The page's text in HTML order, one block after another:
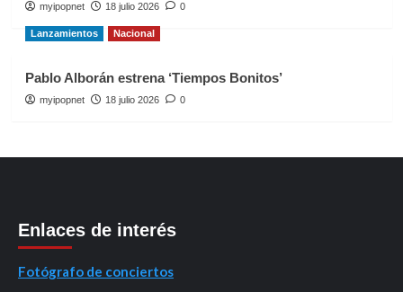
myipopnet 18 julio 2026 0
Lanzamientos Nacional
Pablo Alborán estrena ‘Tiempos Bonitos’
myipopnet 18 julio 2026 0
Enlaces de interés
Fotógrafo de conciertos